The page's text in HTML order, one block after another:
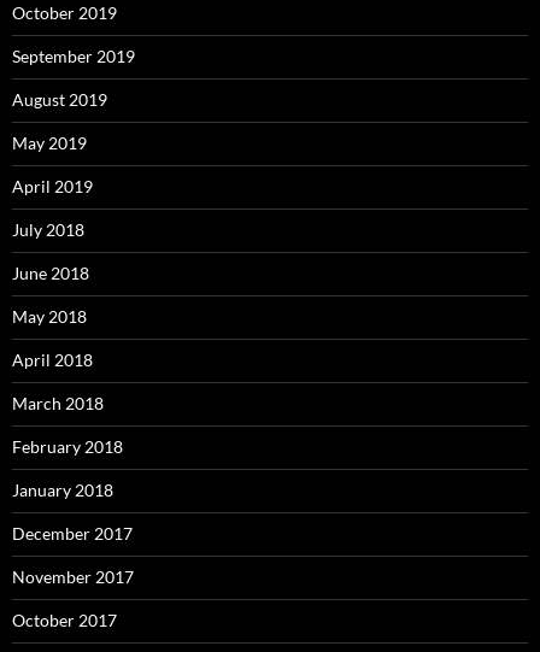
October 2019
September 2019
August 2019
May 2019
April 2019
July 2018
June 2018
May 2018
April 2018
March 2018
February 2018
January 2018
December 2017
November 2017
October 2017